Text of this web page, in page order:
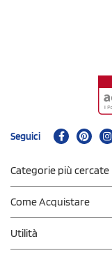
Seguici
Categorie più cercate
Come Acquistare
Utilità